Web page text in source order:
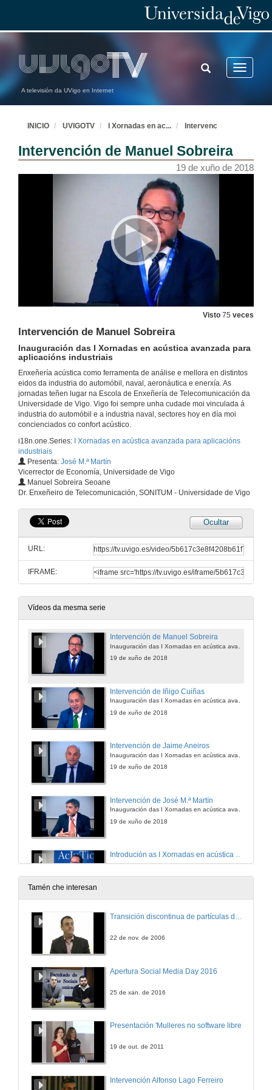
A televisión da UVigo en Internet
Toggle
TOGGLE
SEARCH
INICIO UVIGOTV I Xornadas en ac... Intervenc
Intervención de Manuel Sobreira
19 de xuño de 2018
Visto 75 veces
Intervención de Manuel Sobreira
Inauguración das I Xornadas en acústica avanzada para
aplicacións industriais
Enxeñería acústica como ferramenta de análise e mellora en distintos
eidos da industria do automóbil, naval, aeronáutica e enerxía. As
jornadas teñen lugar na Escola de Enxeñería de Telecomunicación da
Universidade de Vigo. Vigo foi sempre unha cudade moi vinculada á
industria do automóbil e a industria naval, sectores hoy en día moi
concienciados co confort acústico.
i18n.one.Series:
I Xornadas en acústica avanzada para aplicacións
industriais
Presenta: José M.ª Martín
Vicerrector de Economía, Universidade de Vigo
Manuel Sobreira Seoane
Dr. Enxeñeiro de Telecomunicación, SONITUM - Universidade de Vigo
Ocultar
URL:
IFRAME:
Vídeos da mesma serie
Intervención de Manuel Sobreira
19 de xuño de 2018
Intervención de Iñigo Cuiñas
Inauguración das I Xornadas en acústica avanzada para aplicacións industriais
19 de xuño de 2018
Intervención de Jaime Aneiros
19 de xuño de 2018
Intervención de José M.ª Martín
Inauguración das I Xornadas en acústica avanzada para aplicacións industriais
19 de xuño de 2018
Introdución as I Xornadas en acústica avanzada para aplicacións industriais
19 de xuño de 2018
Unha técnica para localizar fontes de ruido
Acoustic Vector Sensors
Tamén che interesan
Transición discontinua de partículas de microgel termosensible
22 de nov. de 2006
Apertura Social Media Day 2016
25 de xan. de 2016
Presentación 'Mulleres no software libre'
19 de out. de 2011
Intervención Alfonso Lago Ferreiro